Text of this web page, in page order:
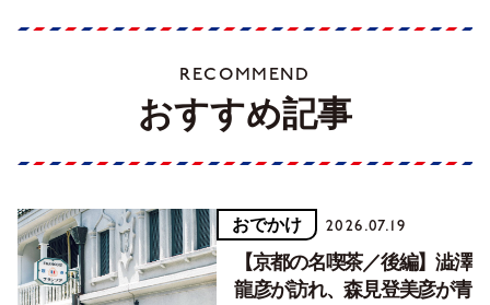
RECOMMEND
おすすめ記事
おでかけ 2026.07.19
【京都の名喫茶／後編】澁澤
龍彦が訪れ、森見登美彦が青